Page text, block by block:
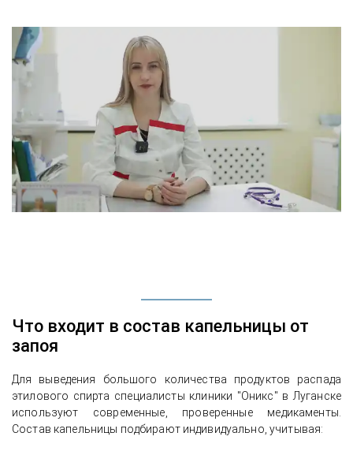
Что входит в состав капельницы от
запоя
Для выведения большого количества продуктов распада
этилового спирта специалисты клиники "Оникс" в Луганске
используют современные, проверенные медикаменты.
Состав капельницы подбирают индивидуально, учитывая: